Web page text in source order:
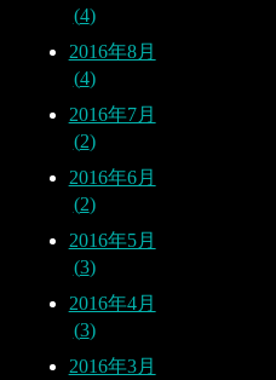
4
2016年8月
4
2016年7月
2
2016年6月
2
2016年5月
3
2016年4月
3
2016年3月